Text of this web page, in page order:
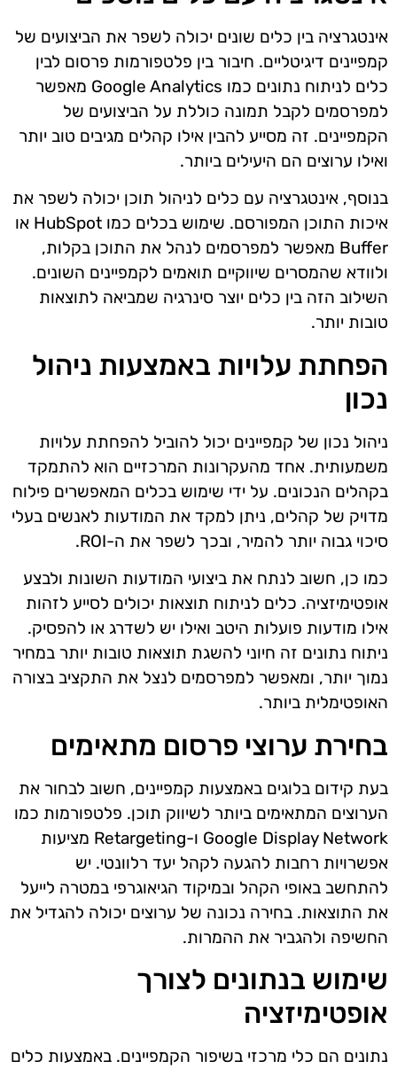
אינטגרציה בין כלים שונים יכולה לשפר את הביצועים של
קמפיינים דיגיטליים. חיבור בין פלטפורמות פרסום לבין
כלים לניתוח נתונים כמו Google Analytics מאפשר
למפרסמים לקבל תמונה כוללת על הביצועים של
הקמפיינים. זה מסייע להבין אילו קהלים מגיבים טוב יותר
ואילו ערוצים הם היעילים ביותר.
בנוסף, אינטגרציה עם כלים לניהול תוכן יכולה לשפר את
איכות התוכן המפורסם. שימוש בכלים כמו HubSpot או
Buffer מאפשר למפרסמים לנהל את התוכן בקלות,
ולוודא שהמסרים שיווקיים תואמים לקמפיינים השונים.
השילוב הזה בין כלים יוצר סינרגיה שמביאה לתוצאות
טובות יותר.
הפחתת עלויות באמצעות ניהול
נכון
ניהול נכון של קמפיינים יכול להוביל להפחתת עלויות
משמעותית. אחד מהעקרונות המרכזיים הוא להתמקד
בקהלים הנכונים. על ידי שימוש בכלים המאפשרים פילוח
מדויק של קהלים, ניתן למקד את המודעות לאנשים בעלי
סיכוי גבוה יותר להמיר, ובכך לשפר את ה-ROI.
כמו כן, חשוב לנתח את ביצועי המודעות השונות ולבצע
אופטימיזציה. כלים לניתוח תוצאות יכולים לסייע לזהות
אילו מודעות פועלות היטב ואילו יש לשדרג או להפסיק.
ניתוח נתונים זה חיוני להשגת תוצאות טובות יותר במחיר
נמוך יותר, ומאפשר למפרסמים לנצל את התקציב בצורה
האופטימלית ביותר.
בחירת ערוצי פרסום מתאימים
בעת קידום בלוגים באמצעות קמפיינים, חשוב לבחור את
הערוצים המתאימים ביותר לשיווק תוכן. פלטפורמות כמו
Google Display Network ו-Retargeting מציעות
אפשרויות רחבות להגעה לקהל יעד רלוונטי. יש
להתחשב באופי הקהל ובמיקוד הגיאוגרפי במטרה לייעל
את התוצאות. בחירה נכונה של ערוצים יכולה להגדיל את
החשיפה ולהגביר את ההמרות.
שימוש בנתונים לצורך
אופטימיזציה
נתונים הם כלי מרכזי בשיפור הקמפיינים. באמצעות כלים